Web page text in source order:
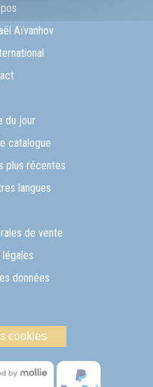
Aïvanhov
du jour
catalogue
plus récentes
langues
de vente
données
cookies